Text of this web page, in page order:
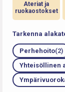
Ateriat ja
ruokaostokset
Tarkenna
Perhehoito(2)
Yhteisöllinen